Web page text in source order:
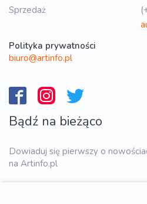
Sprzedaż
Polityka prywatności
biuro@artinfo.pl
Bądź na bieżąco
Dowiaduj się pierwszy o
na Artinfo.pl